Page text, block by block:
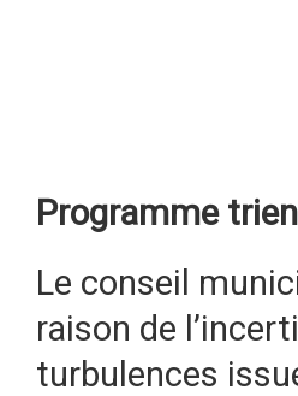
Programme
Le conseil
raison de
turbulences